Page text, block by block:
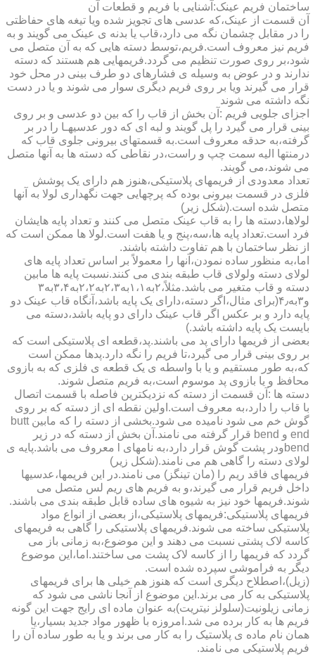
ساختمان فریم عینک:آشنایی با فریم و قطعات آن
آن قسمت از عینک،که عدسی های تجویز شده ویا تیغه های حفاظتی
را در مقابل چشمان نگه می دارد،قاب یا بدنه ی عینک می گویند و به
فریم نیز معروف است.فریم،توسط دسته هایی که به آن متصل می
شود،بر روی صورت تنظیم می گردد.فریمهایی هم هستند که دسته
ندارند و در عوض به وسیله ی فشارهای دو طرف بینی در محل خود
قرار می گیرند ویا بر روی فریم دیگری سوار می شوند و یا در دست
نگه داشته می شوند
اجزای جلویی فریم :آن بخش از قاب را که بین دو عدسی و بر روی
بینی قرار می گیرد را پل گویند و لبه ای که دور عدسیهـا را در بر
گرفته،به حدقه معروف است.به قسمتهای بیرونی جلوی قاب که
درمنتها الیه سمت چپ و راست،در نقاطی که دسته ها به آنها متصل
می شوند،می گویند.
تعداد معدودی از فریمهای پلاستیکی،هنوز هم دارای یک پوشش
فلزی در قسمت بیرونی بوده که پرچهایی جهت نگهداری لولا به آنها
متصل شده است.(شکل زیر)
لولاها،دسته ها را به قاب عینک متصل می کنند و تعداد پایه هایشان
فرد است.تعداد پایه ها،سه،پنج و یا هفت است.لولا ها ممکن است که
از نظر ساختمان با هم تفاوت داشته باشند.
اما،به منظور ساده نمودن،آنها را معمولاً بر اساس تعداد پایه های
لولای دسته ولولای قاب طبقه بندی می کنند.نسبت پایه ها مابین
دسته و قاب متغیر می باشد.مثلاً،۲به۱،۱به۲،۳به۲،۲به۳،۴به۳
و۳به۴٫(برای مثال،اگر دسته،دارای یک پایه باشد،آنگاه قاب عینک دو
پایه دارد و بر عکس اگر قاب عینک دارای دو پایه باشد،دسته می
بایست یک پایه داشته باشد.)
بعضی از فریمها دارای پد می باشند.پد،قطعه ای پلاستیکی است که
بر روی بینی قرار می گیرد،تا فریم را نگه دارد.پدها ممکن است
که،به طور مستقیم و یا با واسطه ی یک قطعه ی فلزی که به بازوی
محافظ و یا بازوی پد موسوم است،به فریم متصل شوند.
دسته ها :آن قسمت از دسته که نزدیکترین فاصله با قسمت اتصال
با قاب را دارد،به معروف است.اولین نقطه ای از دسته که بر روی
گوش خم می شود نامیده می شود.بخشی از دسته را که مابین butt
end و bend قرار گرفته می نامند.آن بخش از دسته که در زیر
bendودر پشت گوش قرار دارد،به نامهای l معروف می باشد.پایه ی
لولای دسته را گاهی هم می نامند.(شکل زیر)
فریمهای فاقد ریم را (مان تینگز) می نامند.در این فریمها،عدسیها
داخل فریم قرار می گیرند،و به فریم های ریم لس متصل می
شوند.فریمها خود نیز به شیوه های ساده قابل طبقه بندی می باشند.
فریمهای پلاستیکی:فریمهای پلاستیکی،از بعضی از انواع مواد
پلاستیکی ساخته می شوند.فریمهای پلاستیکی را گاهی به فریمهای
کاسه لاک پشتی نسبت می دهند و این موضوع،به زمانی باز می
گردد که فریمها را از کاسه لاک پشت می ساختند.اما،این موضوع
دیگر به فراموشی سپرده شده است.
(زیل)،اصطلاح دیگری است که هنوز هم خیلی ها برای فریمهای
پلاستیکی به کار می برند.این موضوع از آنجا ناشی می شود که
زمانی زیلونیت(سلولز نیتریت)به عنوان ماده ای رایج جهت این گونه
فریم ها به کار برده می شد.امروزه با ظهور مواد جدید بسیار،یا
همان نام ماده ی پلاستیک را به کار می برند و یا به طور ساده آن را
فریم پلاستیکی می نامند.